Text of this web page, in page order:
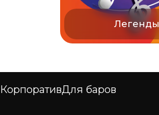
Легенды
КорпоративДля баров